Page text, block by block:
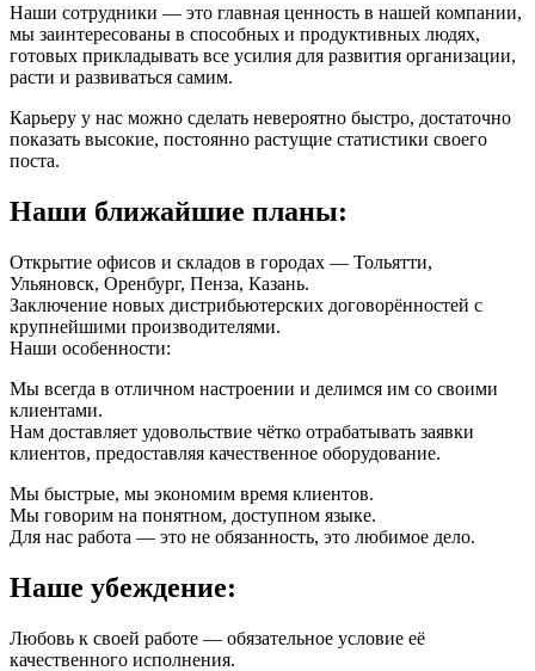
Наши сотрудники — это главная ценность в нашей компании,
мы заинтересованы в способных и продуктивных людях,
готовых прикладывать все усилия для развития организации,
расти и развиваться самим.
Карьеру у нас можно сделать невероятно быстро, достаточно
показать высокие, постоянно растущие статистики своего
поста.
Наши ближайшие планы:
Открытие офисов и складов в городах — Тольятти,
Ульяновск, Оренбург, Пенза, Казань.
Заключение новых дистрибьютерских договорённостей с
крупнейшими производителями.
Наши особенности:
Мы всегда в отличном настроении и делимся им со своими
клиентами.
Нам доставляет удовольствие чётко отрабатывать заявки
клиентов, предоставляя качественное оборудование.
Мы быстрые, мы экономим время клиентов.
Мы говорим на понятном, доступном языке.
Для нас работа — это не обязанность, это любимое дело.
Наше убеждение:
Любовь к своей работе — обязательное условие её
качественного исполнения.